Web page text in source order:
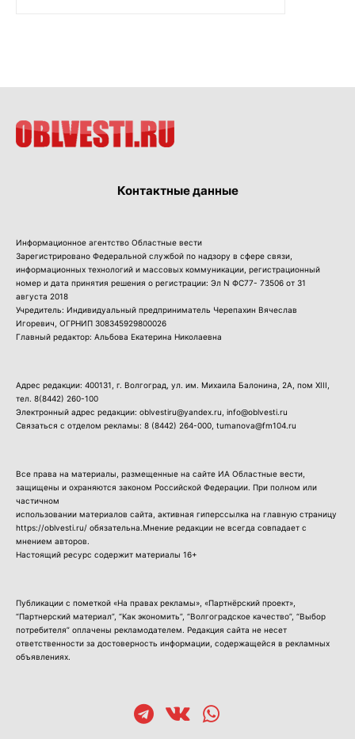
Контактные данные
Информационное агентство Областные вести
Зарегистрировано Федеральной службой по надзору в сфере связи,
информационных технологий и массовых коммуникации, регистрационный
номер и дата принятия решения о регистрации: Эл N ФС77- 73506 от 31
августа 2018
Учредитель: Индивидуальный предприниматель Черепахин Вячеслав
Игоревич, ОГРНИП 308345929800026
Главный редактор: Альбова Екатерина Николаевна
Адрес редакции: 400131, г. Волгоград, ул. им. Михаила Балонина, 2А, пом XIII,
тел. 8(8442) 260-100
Электронный адрес редакции: oblvestiru@yandex.ru, info@oblvesti.ru
Связаться с отделом рекламы: 8 (8442) 264-000 , tumanova@fm104.ru
Все права на материалы, размещенные на сайте ИА Областные вести,
защищены и охраняются законом Российской Федерации. При полном или
частичном
использовании материалов сайта, активная гиперссылка на главную страницу
https://oblvesti.ru/ обязательна.Мнение редакции не всегда совпадает с
мнением авторов.
Настоящий ресурс содержит материалы 16+
Публикации с пометкой «На правах рекламы», «Партнёрский проект»,
“Партнерский материал”, “Как экономить”, “Волгоградское качество”, “Выбор
потребителя” оплачены рекламодателем. Редакция сайта не несет
ответственности за достоверность информации, содержащейся в рекламных
объявлениях.